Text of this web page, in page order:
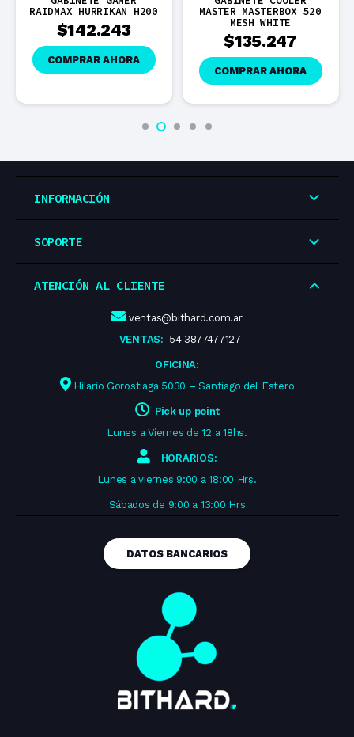
RAIDMAX HURRIKAN H200
$142.243
COMPRAR AHORA
MASTER MASTERBOX 520
MESH WHITE
$135.247
COMPRAR AHORA
INFORMACIÓN
SOPORTE
ATENCIÓN AL CLIENTE
ventas@bithard.com.ar
VENTAS: 54 3877477127
OFICINA:
Hilario Gorostiaga 5030 – Santiago del Estero
Pick up point
Lunes a Viernes de 12 a 18hs.
HORARIOS:
Lunes a viernes 9:00 a 18:00 Hrs.
Sábados de 9:00 a 13:00 Hrs
DATOS BANCARIOS